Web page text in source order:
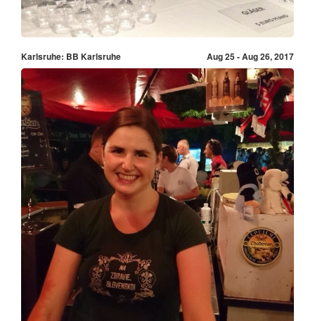
Karlsruhe: BB Karlsruhe Aug 25 - Aug 26, 2017